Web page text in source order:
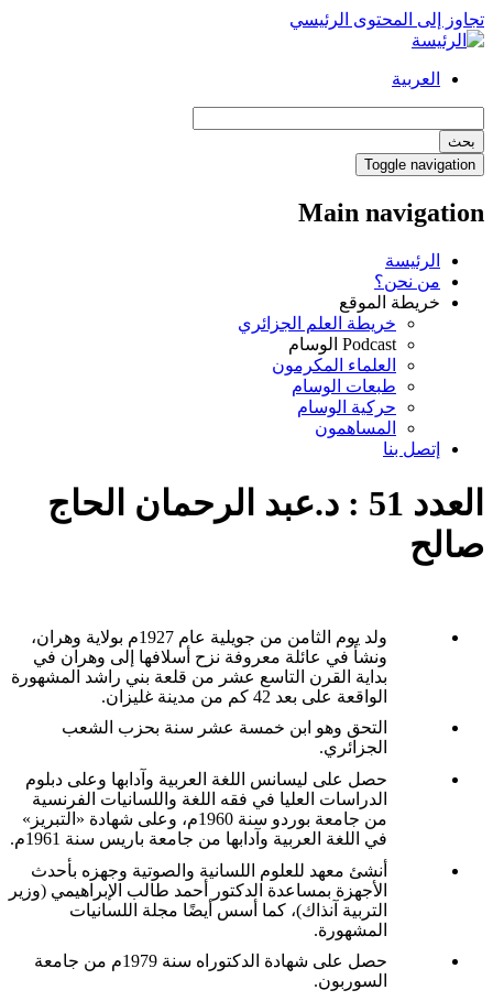
تجاوز إلى المحتوى الرئيسي
العربية
بحث
Toggle navigation
Main navigation
الرئيسة
من نحن؟
خريطة الموقع
خريطة العلم الجزائري
Podcast الوسام
العلماء المكرمون
طبعات الوسام
حركية الوسام
المساهمون
إتصل بنا
العدد 51 : د.عبد الرحمان الحاج
صالح
ولد يوم الثامن من جويلية عام 1927م بولاية وهران،
ونشأ في عائلة معروفة نزح أسلافها إلى وهران في
بداية القرن التاسع عشر من قلعة بني راشد المشهورة
الواقعة على بعد 42 كم من مدينة غليزان
.
التحق وهو ابن خمسة عشر سنة بحزب الشعب
الجزائري.
حصل على ليسانس اللغة العربية وآدابها وعلى دبلوم
الدراسات العليا في فقه اللغة واللسانيات الفرنسية
من جامعة بوردو سنة 1960م، وعلى شهادة «التبريز»
في اللغة العربية وآدابها من جامعة باريس سنة 1961م
.
أنشئ معهد للعلوم اللسانية والصوتية وجهزه بأحدث
الأجهزة بمساعدة الدكتور أحمد طالب الإبراهيمي (وزير
التربية آنذاك)، كما أسس أيضًا مجلة اللسانيات
المشهورة.
حصل على شهادة الدكتوراه سنة 1979م من جامعة
السوربون.